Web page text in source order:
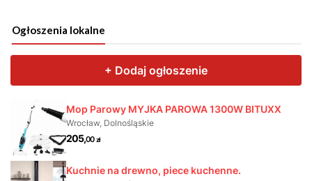
Ogłoszenia lokalne